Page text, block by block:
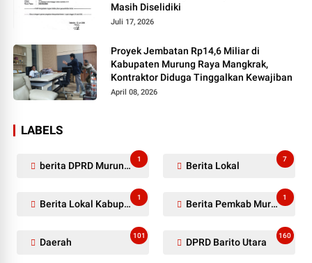
Masih Diselidiki
Juli 17, 2026
Proyek Jembatan Rp14,6 Miliar di
Kabupaten Murung Raya Mangkrak,
Kontraktor Diduga Tinggalkan Kewajiban
April 08, 2026
LABELS
berita DPRD Murung Raya
1
Berita Lokal
7
Berita Lokal Kabupaten Barito Utara
1
Berita Pemkab Murung Raya
1
Daerah
101
DPRD Barito Utara
160